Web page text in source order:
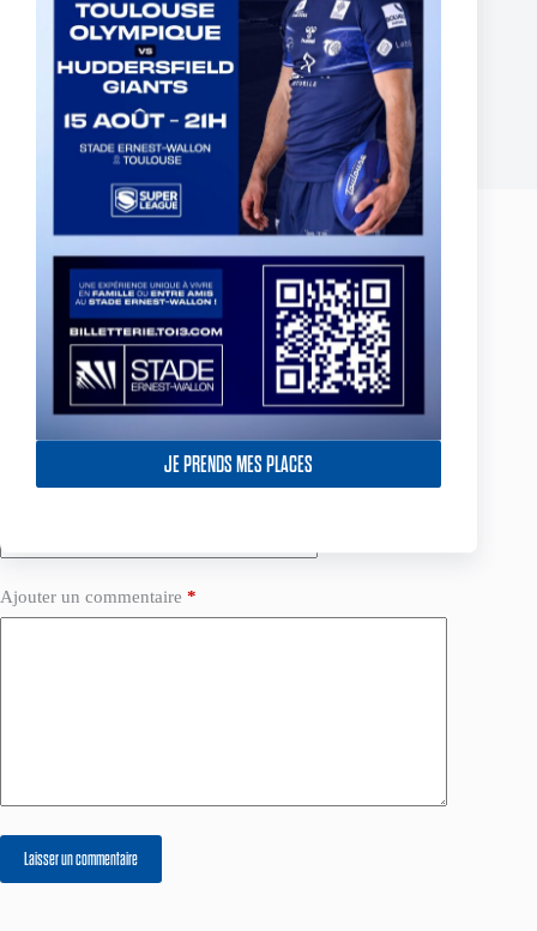
JE PRENDS MES PLACES
Two Toulouse Olympique Academy Graduates Sign Their
First Professional Contracts.
5 août 2026
Votre adresse e-mail ne sera pas publiée.
Les champs obligatoires sont
indiqués avec*
Ajouter un commentaire *
Laisser un commentaire